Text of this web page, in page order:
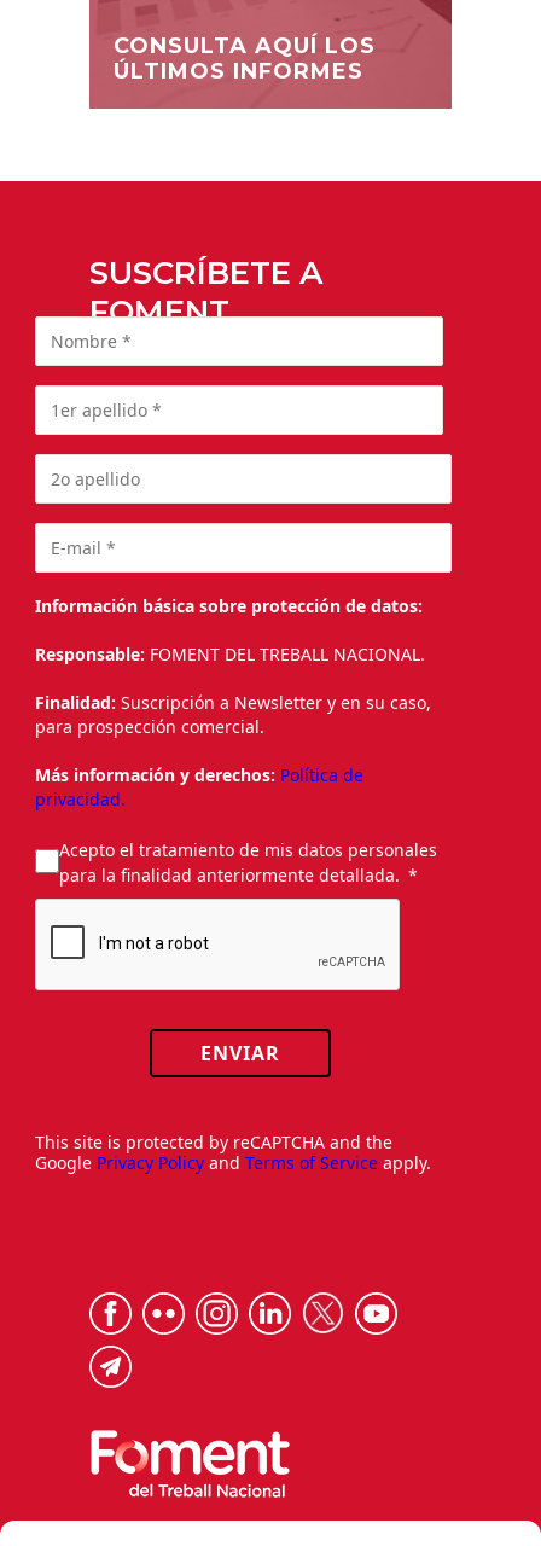
CONSULTA AQUÍ LOS
ÚLTIMOS INFORMES
SUSCRÍBETE A
FOMENT
Información básica sobre protección de datos:
Responsable: FOMENT DEL TREBALL NACIONAL.
Finalidad: Suscripción a Newsletter y en su caso,
para prospección comercial.
Más información y derechos: Política de
privacidad.
Acepto el tratamiento de mis datos personales
para la finalidad anteriormente detallada.
ENVIAR
This site is protected by reCAPTCHA and the
Google Privacy Policy and Terms of Service apply.